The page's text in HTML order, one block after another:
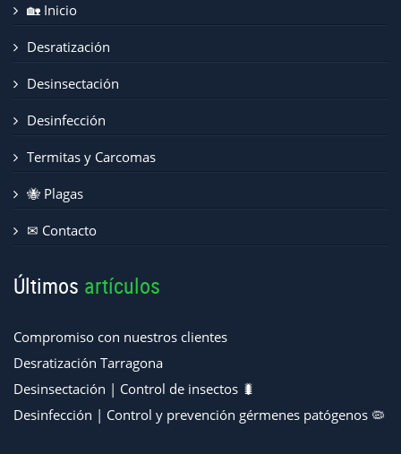
🏡 Inicio
Desratización
Desinsectación
Desinfección
Termitas y Carcomas
🐝 Plagas
✉ Contacto
Últimos artículos
Compromiso con nuestros clientes
Desratización Tarragona
Desinsectación | Control de insectos 🐛
Desinfección | Control y prevención gérmenes patógenos 🦠